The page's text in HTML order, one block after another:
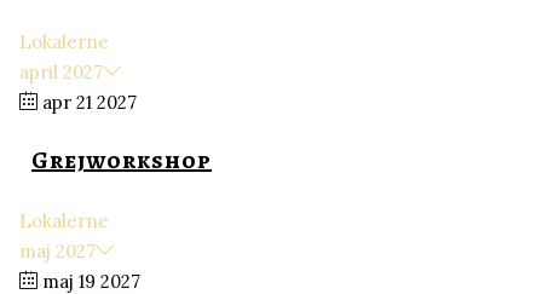
Lokalerne
april 2027
apr 21 2027
Grejworkshop
Lokalerne
maj 2027
maj 19 2027